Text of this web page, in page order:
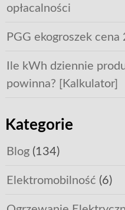
opłacalności
PGG ekogroszek
Ile kWh dziennie
powinna? [Kalkulator]
Kategorie
Blog(134)
Elektromobilność (6)